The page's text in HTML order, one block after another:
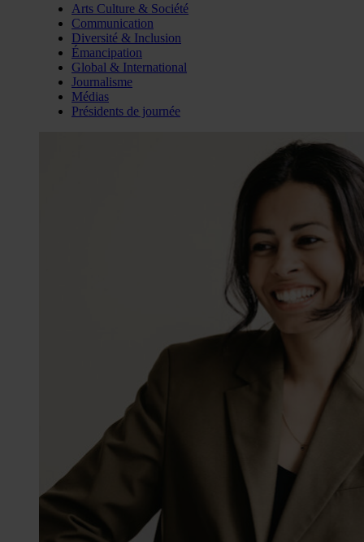
Arts Culture & Société
Communication
Diversité & Inclusion
Émancipation
Global & International
Journalisme
Médias
Présidents de journée